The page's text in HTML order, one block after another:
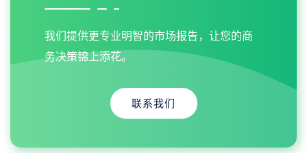
我们提供更专业明智的市场报告，让您的商
务决策锦上添花。
联系我们